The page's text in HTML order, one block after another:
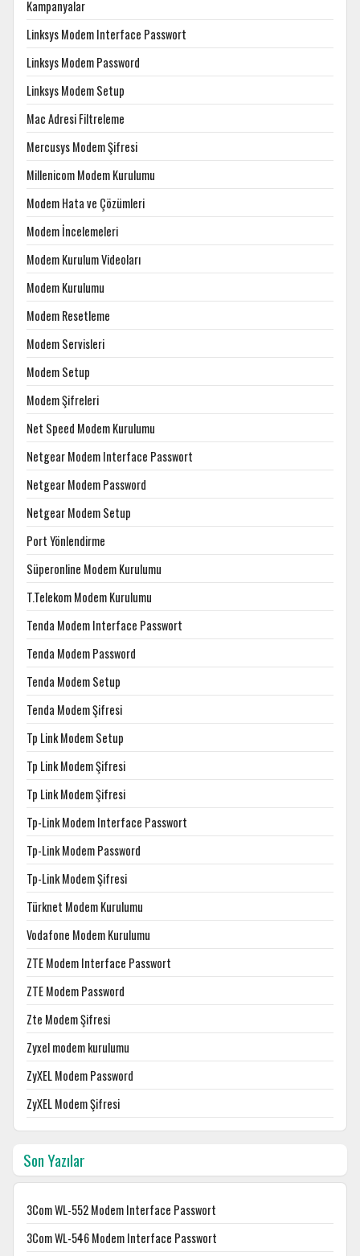
Kampanyalar
Linksys Modem Interface Passwort
Linksys Modem Password
Linksys Modem Setup
Mac Adresi Filtreleme
Mercusys Modem Şifresi
Millenicom Modem Kurulumu
Modem Hata ve Çözümleri
Modem İncelemeleri
Modem Kurulum Videoları
Modem Kurulumu
Modem Resetleme
Modem Servisleri
Modem Setup
Modem Şifreleri
Net Speed Modem Kurulumu
Netgear Modem Interface Passwort
Netgear Modem Password
Netgear Modem Setup
Port Yönlendirme
Süperonline Modem Kurulumu
T.Telekom Modem Kurulumu
Tenda Modem Interface Passwort
Tenda Modem Password
Tenda Modem Setup
Tenda Modem Şifresi
Tp Link Modem Setup
Tp Link Modem Şifresi
Tp Link Modem Şifresi
Tp-Link Modem Interface Passwort
Tp-Link Modem Password
Tp-Link Modem Şifresi
Türknet Modem Kurulumu
Vodafone Modem Kurulumu
ZTE Modem Interface Passwort
ZTE Modem Password
Zte Modem Şifresi
Zyxel modem kurulumu
ZyXEL Modem Password
ZyXEL Modem Şifresi
Son Yazılar
3Com WL-552 Modem Interface Passwort
3Com WL-546 Modem Interface Passwort